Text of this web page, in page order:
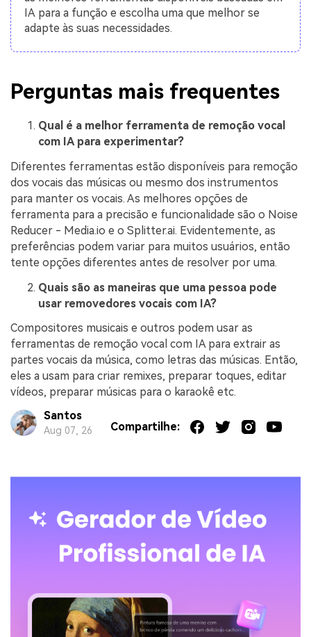
IA para a função e escolha uma que melhor se
adapte às suas necessidades.
Perguntas mais frequentes
Qual é a melhor ferramenta de remoção vocal
com IA para experimentar?
Diferentes ferramentas estão disponíveis para remoção
dos vocais das músicas ou mesmo dos instrumentos
para manter os vocais. As melhores opções de
ferramenta para a precisão e funcionalidade são o Noise
Reducer - Media.io e o Splitter.ai. Evidentemente, as
preferências podem variar para muitos usuários, então
tente opções diferentes antes de resolver por uma.
Quais são as maneiras que uma pessoa pode
usar removedores vocais com IA?
Compositores musicais e outros podem usar as
ferramentas de remoção vocal com IA para extrair as
partes vocais da música, como letras das músicas. Então,
eles a usam para criar remixes, preparar toques, editar
vídeos, preparar músicas para o karaokê etc.
Santos
Aug 07, 26 Compartilhe: